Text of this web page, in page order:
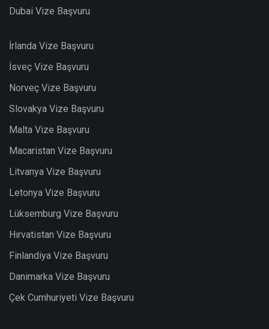
Dubai Vize Başvuru
İrlanda Vize Başvuru
İsveç Vize Başvuru
Norveç Vize Başvuru
Slovakya Vize Başvuru
Malta Vize Başvuru
Macaristan Vize Başvuru
Litvanya Vize Başvuru
Letonya Vize Başvuru
Lüksemburg Vize Başvuru
Hırvatistan Vize Başvuru
Finlandiya Vize Başvuru
Danimarka Vize Başvuru
Çek Cumhuriyeti Vize Başvuru